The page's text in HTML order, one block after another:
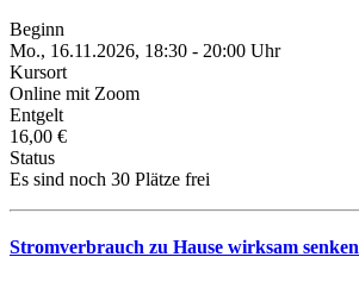
Beginn
Mo., 16.11.2026, 18:30 - 20:00 Uhr
Kursort
Online mit Zoom
Entgelt
16,00 €
Status
Es sind noch 30 Plätze frei
Stromverbrauch zu Hause wirksam senken